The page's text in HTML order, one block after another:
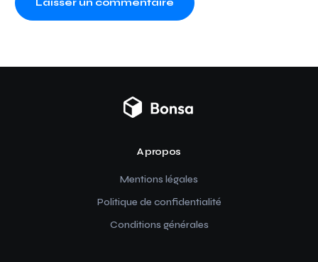
A propos
Mentions légales
Politique de confidentialité
Conditions générales